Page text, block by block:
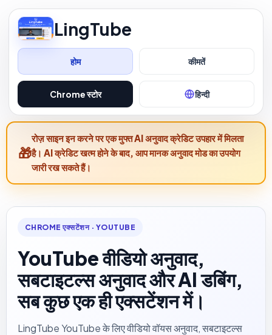
LingTube
होम कीमतें
Chrome स्टोर हिन्दी
रोज़ साइन इन करने पर एक मुफ्त AI अनुवाद क्रेडिट उपहार में मिलता
है। AI क्रेडिट खत्म होने के बाद, आप मानक अनुवाद मोड का उपयोग
जारी रख सकते हैं।
CHROME एक्सटेंशन · YOUTUBE
YouTube वीडियो अनुवाद,
सबटाइटल्स अनुवाद और AI डबिंग,
सब कुछ एक ही एक्सटेंशन में।
LingTube YouTube के लिए वीडियो वॉयस अनुवाद, सबटाइटल्स